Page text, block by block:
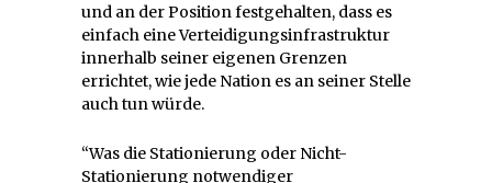
und an der Position festgehalten, dass es
einfach eine Verteidigungsinfrastruktur
innerhalb seiner eigenen Grenzen
errichtet, wie jede Nation es an seiner Stelle
auch tun würde.
“Was die Stationierung oder Nicht-
Stationierung notwendiger